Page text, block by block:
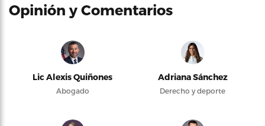
Opinión y Comentarios
Lic Alexis Quiñones
Abogado
Adriana Sánchez
Derecho y deporte